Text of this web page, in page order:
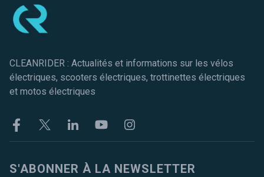
CLEANRIDER : Actualités et informations sur les vélos
électriques, scooters électriques, trottinettes électriques
et motos électriques
FacebookTwitter LinkekinYoutubeInstagram
S'ABONNER À LA NEWSLETTER